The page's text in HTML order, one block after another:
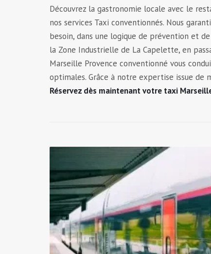
Découvrez la gastronomie locale avec le
nos services Taxi conventionnés. Nous
besoin, dans une logique de prévention et
la Zone Industrielle de La Capelette, en
Marseille Provence conventionné vous
optimales. Grâce à notre expertise issue de
Réservez dès maintenant votre taxi